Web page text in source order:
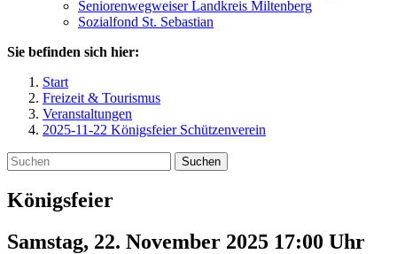
Seniorenwegweiser Landkreis Miltenberg
Sozialfond St. Sebastian
Sie befinden sich hier:
Start
Freizeit & Tourismus
Veranstaltungen
2025-11-22 Königsfeier Schützenverein
Suchen
Königsfeier
Samstag, 22. November 2025 17:00 Uhr